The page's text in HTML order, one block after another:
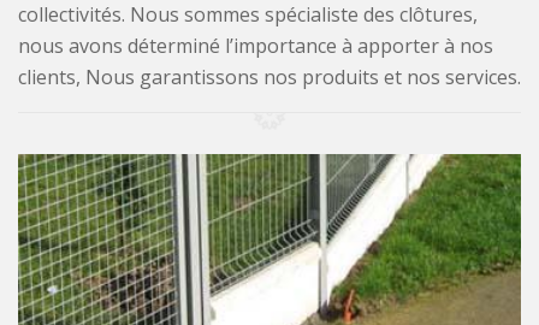
collectivités. Nous sommes spécialiste des clôtures,
nous avons déterminé l’importance à apporter à nos
clients, Nous garantissons nos produits et nos services.